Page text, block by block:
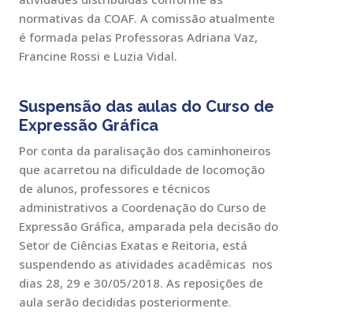
normativas da COAF. A comissão atualmente
é formada pelas Professoras Adriana Vaz,
Francine Rossi e Luzia Vidal.
Suspensão das aulas do Curso de
Expressão Gráfica
Por conta da paralisação dos caminhoneiros
que acarretou na dificuldade de locomoção
de alunos, professores e técnicos
administrativos a Coordenação do Curso de
Expressão Gráfica, amparada pela decisão do
Setor de Ciências Exatas e Reitoria, está
suspendendo as atividades acadêmicas nos
dias 28, 29 e 30/05/2018. As reposições de
aula serão decididas posteriormente.